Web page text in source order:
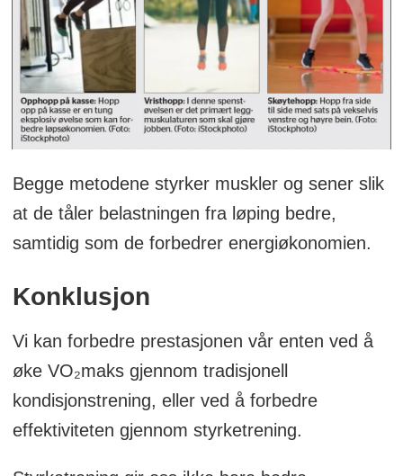
Begge metodene styrker muskler og sener slik
at de tåler belastningen fra løping bedre,
samtidig som de forbedrer energiøkonomien.
Konklusjon
Vi kan forbedre prestasjonen vår enten ved å
øke VO₂maks gjennom tradisjonell
kondisjonstrening, eller ved å forbedre
effektiviteten gjennom styrketrening.